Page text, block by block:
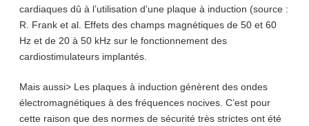
cardiaques dû à l’utilisation d’une plaque à induction (source :
R. Frank et al. Effets des champs magnétiques de 50 et 60
Hz et de 20 à 50 kHz sur le fonctionnement des
cardiostimulateurs implantés.
Mais aussi> Les plaques à induction génèrent des ondes
électromagnétiques à des fréquences nocives. C’est pour
cette raison que des normes de sécurité très strictes ont été